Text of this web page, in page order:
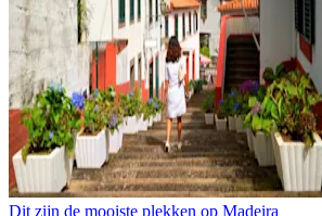
Dit zijn de mooiste plekken op Madeira